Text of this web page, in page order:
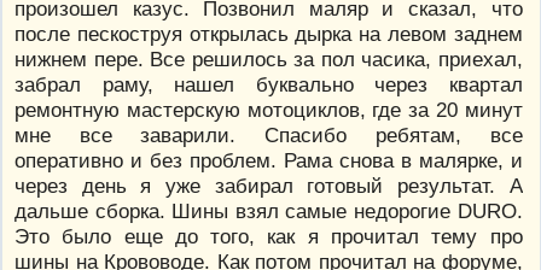
произошел казус. Позвонил маляр и сказал, что
после пескоструя открылась дырка на левом заднем
нижнем пере. Все решилось за пол часика, приехал,
забрал раму, нашел буквально через квартал
ремонтную мастерскую мотоциклов, где за 20 минут
мне все заварили. Спасибо ребятам, все
оперативно и без проблем. Рама снова в малярке, и
через день я уже забирал готовый результат. А
дальше сборка. Шины взял самые недорогие DURO.
Это было еще до того, как я прочитал тему про
шины на Крововоде. Как потом прочитал на форуме,